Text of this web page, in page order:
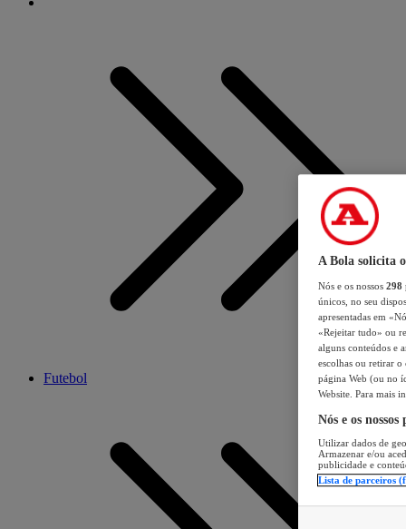
Futebol
A Bola solicita
Nós e os nossos 298
únicos, no seu
apresentadas em
«Rejeitar tudo» ou
alguns conteúdos e
escolhas ou retirar
página Web (ou no
Website. Para mais
Nós e os
Utilizar dados de
Armazenar e/ou
publicidade e
Lista de parceiros